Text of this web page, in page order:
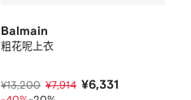
Balmain
粗花呢上衣
¥13,200 ¥7,914 ¥6,331